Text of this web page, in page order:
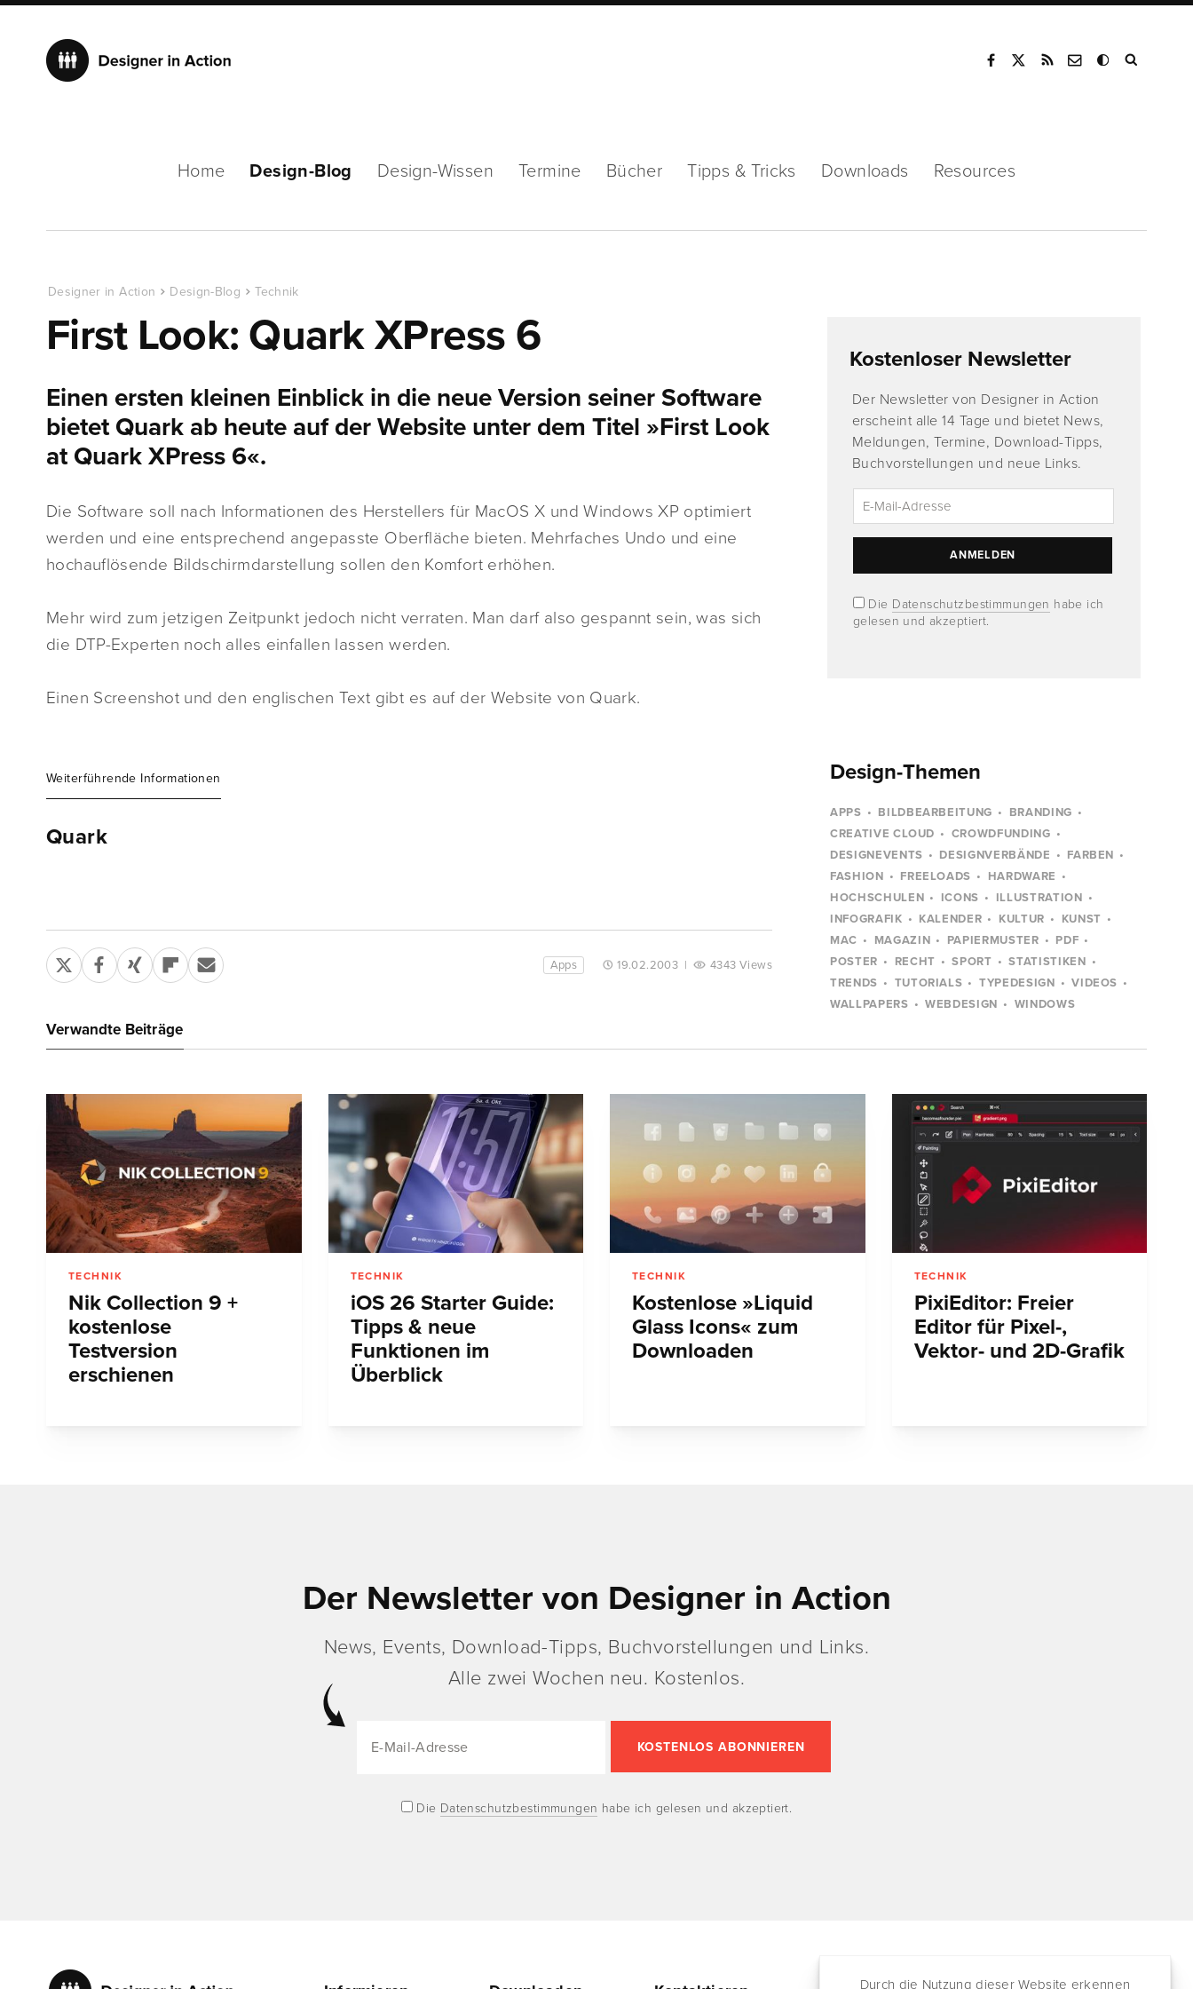
Durch die Nutzung dieser Website erkennen
Home Design-Blog Design-Wissen Termine Bücher Tipps & Tricks Downloads Resources
Designer in Action Design-Blog Technik
First Look: Quark XPress 6
Einen ersten kleinen Einblick in die neue Version seiner Software
bietet Quark ab heute auf der Website unter dem Titel »First Look
at Quark XPress 6«.
Die Software soll nach Informationen des Herstellers für MacOS X und Windows XP optimiert
werden und eine entsprechend angepasste Oberfläche bieten. Mehrfaches Undo und eine
hochauflösende Bildschirmdarstellung sollen den Komfort erhöhen.
Mehr wird zum jetzigen Zeitpunkt jedoch nicht verraten. Man darf also gespannt sein, was sich
die DTP-Experten noch alles einfallen lassen werden.
Einen Screenshot und den englischen Text gibt es auf der Website von Quark.
Weiterführende Informationen
Quark
Apps 19.02.2003 | 4343 Views
Kostenloser Newsletter
Der Newsletter von Designer in Action
erscheint alle 14 Tage und bietet News,
Meldungen, Termine, Download-Tipps,
Buchvorstellungen und neue Links.
Die Datenschutzbestimmungen habe ich
gelesen und akzeptiert.
Design-Themen
APPS BILDBEARBEITUNG
BRANDING
CREATIVE CLOUD
CROWDFUNDING
DESIGNEVENTS
DESIGNVERBÄNDE
FARBEN
FASHION
FREELOADS
HARDWARE
HOCHSCHULEN
ICONS
ILLUSTRATION
INFOGRAFIK
KALENDER KULTUR
KUNST
MAC
MAGAZIN PAPIERMUSTER
PDF
POSTER
RECHT SPORT
STATISTIKEN
TRENDS
TUTORIALS TYPEDESIGN
VIDEOS
WALLPAPERS
WEBDESIGN WINDOWS
Verwandte Beiträge
TECHNIK
Nik Collection 9 +
kostenlose
Testversion
erschienen
TECHNIK
iOS 26 Starter Guide:
Tipps & neue
Funktionen im
Überblick
TECHNIK
Kostenlose »Liquid
Glass Icons« zum
Downloaden
TECHNIK
PixiEditor: Freier
Editor für Pixel-,
Vektor- und 2D-Grafik
Der Newsletter von Designer in Action
News, Events, Download-Tipps, Buchvorstellungen und Links.
Alle zwei Wochen neu. Kostenlos.
Die Datenschutzbestimmungen habe ich gelesen und akzeptiert.